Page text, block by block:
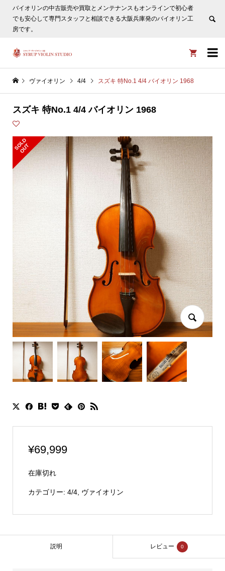
バイオリンの中古販売や買取とメンテナンスもオンラインで初心者
でも安心して専門スタッフと相談できる大阪兵庫発のバイオリン工
房です。


ヴァイオリン 4/4 スズキ 特No.1 4/4 バイオリン 1968
スズキ 特No.1 4/4 バイオリン 1968
S
O
L
D
O
U
T
¥69,999
在庫切れ
カテゴリー: 4/4, ヴァイオリン
説明 レビュー 0
ヴァイオリン選びについてタサカ工房長にLINE相談も頂けま
す。非表示